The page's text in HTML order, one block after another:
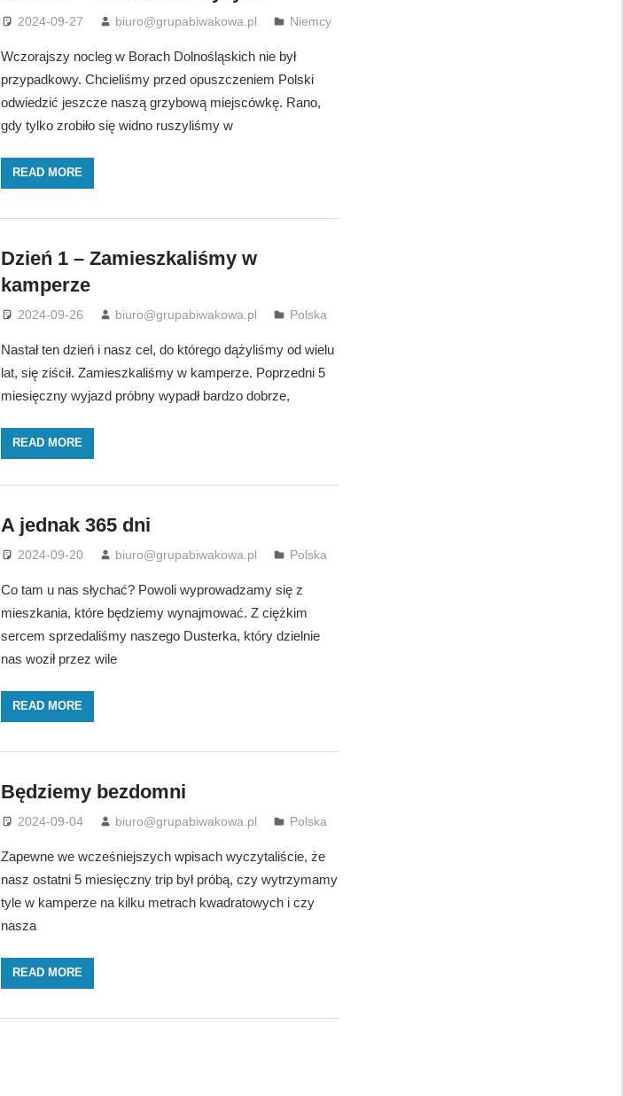
2024-09-27 biuro@grupabiwakowa.pl Niemcy
Wczorajszy nocleg w Borach Dolnośląskich nie był
przypadkowy. Chcieliśmy przed opuszczeniem Polski
odwiedzić jeszcze naszą grzybową miejscówkę. Rano,
gdy tylko zrobiło się widno ruszyliśmy w
READ MORE
Dzień 1 – Zamieszkaliśmy w
kamperze
2024-09-26 biuro@grupabiwakowa.pl Polska
Nastał ten dzień i nasz cel, do którego dążyliśmy od wielu
lat, się ziścił. Zamieszkaliśmy w kamperze. Poprzedni 5
miesięczny wyjazd próbny wypadł bardzo dobrze,
READ MORE
A jednak 365 dni
2024-09-20 biuro@grupabiwakowa.pl Polska
Co tam u nas słychać? Powoli wyprowadzamy się z
mieszkania, które będziemy wynajmować. Z ciężkim
sercem sprzedaliśmy naszego Dusterka, który dzielnie
nas woził przez wile
READ MORE
Będziemy bezdomni
2024-09-04 biuro@grupabiwakowa.pl Polska
Zapewne we wcześniejszych wpisach wyczytaliście, że
nasz ostatni 5 miesięczny trip był próbą, czy wytrzymamy
tyle w kamperze na kilku metrach kwadratowych i czy
nasza
READ MORE